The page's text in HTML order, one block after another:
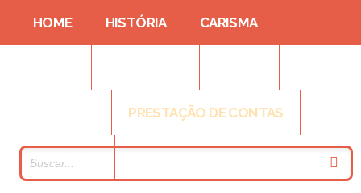
HOME HISTÓRIA CARISMA
PRESTAÇÃO DE CONTAS
CONTATO